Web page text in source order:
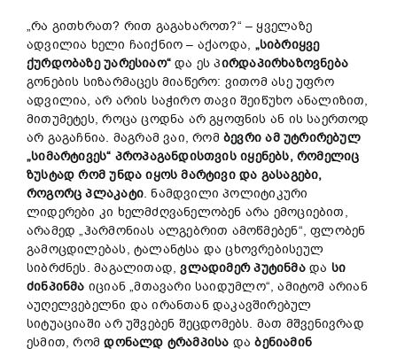
„რა გითხრათ? რით გაგახაროთ?“ – ყველაზე
ადვილია ხელი ჩაიქნიო – აქაოდა, „სიბრიყვე
ქურდობაზეუარესიაო“და ეს პირდაპირხაზოვნება
გონების სიზარმაცეს მიაწერო: ვითომ ასე უფრო
ადვილია, არ არის საჭირო თავი შეიწუხო ანალიზით,
მითუმეტეს, როცა ცოდნა არ გყოფნის ან ის საერთოდ
არ გაგაჩნია. მაგრამ ვაი, რომბევრიამ უტრირებულ
„სიმარტივეს“ პროპაგანდისთვისიყენებს, რომელიც
ზუსტად რომუნდაიყოსმარტივიდა გასაგები,
როგორცპლაკატი. ნამდვილი პოლიტიკური
ლიდერები კი ხელმძღვანელობენ არა ემოციებით,
არამედ „ჰარმონიას ალგებრით ამოწმებენ“, ფლობენ
გამოცდილებას, ტალანტსა და ცხოვრებისეულ
სიბრძნეს. მაგალითად,ვლადიმერპუტინმადა სი
ძინპინმა იციან „მთავარი საიდუმლო“, ამიტომ არიან
აუღელვებელნი და ირანთან დაკავშირებულ
სიტუაციაში არ უშვებენ შეცდომებს. მათ მშვენივრად
ესმით, რომდონალდ ტრამპისა დაბენიამინ